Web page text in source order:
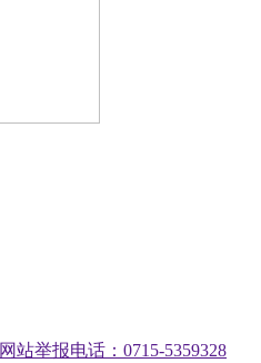
网站举报电话：0715-5359328